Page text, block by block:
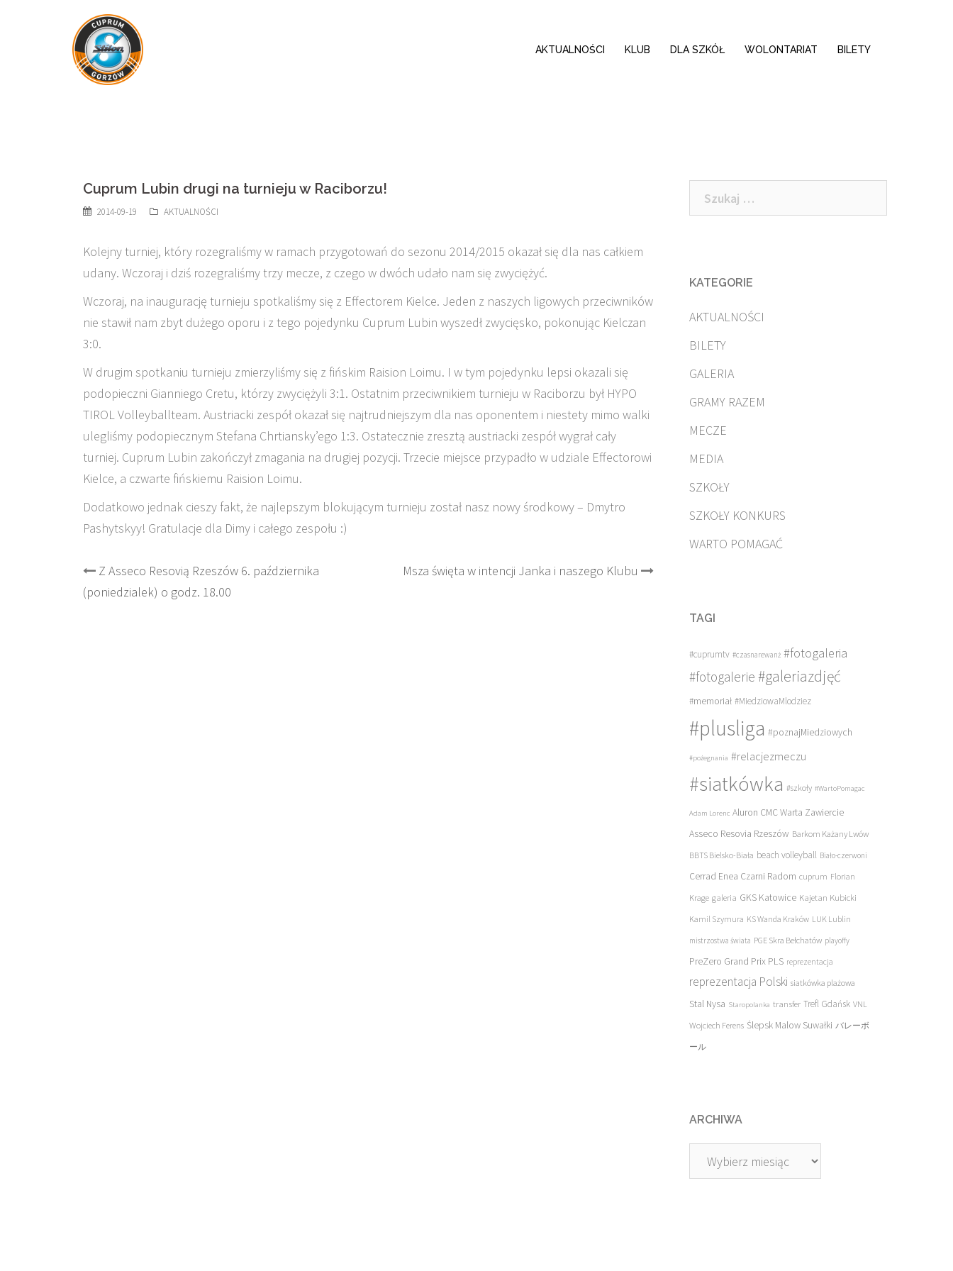
AKTUALNOŚCI KLUB DLA SZKÓŁ WOLONTARIAT BILETY
Cuprum Lubin drugi na turnieju w Raciborzu!
2014-09-19 AKTUALNOŚCI
Kolejny turniej, który rozegraliśmy w ramach przygotowań do sezonu 2014/2015 okazał się dla nas całkiem
udany. Wczoraj i dziś rozegraliśmy trzy mecze, z czego w dwóch udało nam się zwyciężyć.
Wczoraj, na inaugurację turnieju spotkaliśmy się z Effectorem Kielce. Jeden z naszych ligowych przeciwników
nie stawił nam zbyt dużego oporu i z tego pojedynku Cuprum Lubin wyszedł zwycięsko, pokonując Kielczan
3:0.
W drugim spotkaniu turnieju zmierzyliśmy się z fińskim Raision Loimu. I w tym pojedynku lepsi okazali się
podopieczni Gianniego Cretu, którzy zwyciężyli 3:1. Ostatnim przeciwnikiem turnieju w Raciborzu był HYPO
TIROL Volleyballteam. Austriacki zespół okazał się najtrudniejszym dla nas oponentem i niestety mimo walki
ulegliśmy podopiecznym Stefana Chrtiansky’ego 1:3. Ostatecznie zresztą austriacki zespół wygrał cały
turniej. Cuprum Lubin zakończył zmagania na drugiej pozycji. Trzecie miejsce przypadło w udziale Effectorowi
Kielce, a czwarte fińskiemu Raision Loimu.
Dodatkowo jednak cieszy fakt, że najlepszym blokującym turnieju został nasz nowy środkowy – Dmytro
Pashytskyy! Gratulacje dla Dimy i całego zespołu :)
Post
navigation
Z Asseco Resovią Rzeszów 6. października
(poniedzialek) o godz. 18.00
Msza święta w intencji Janka i naszego Klubu
Szukaj:
KATEGORIE
AKTUALNOŚCI
BILETY
GALERIA
GRAMY RAZEM
MECZE
MEDIA
SZKOŁY
SZKOŁY KONKURS
WARTO POMAGAĆ
TAGI
#cuprumtv #czasnarewanż #fotogaleria
#fotogalerie #galeriazdjęć
#memoriał #MiedziowaMlodziez
#plusliga #poznajMiedziowych
#pożegnania #relacjezmeczu
#siatkówka #szkoły #WartoPomagac
Adam Lorenc Aluron CMC Warta Zawiercie
Asseco Resovia Rzeszów Barkom Każany Lwów
BBTS Bielsko-Biała beach volleyball Biało-czerwoni
Cerrad Enea Czarni Radom cuprum Florian
Krage galeria GKS Katowice Kajetan Kubicki
Kamil Szymura KS Wanda Kraków LUK Lublin
mistrzostwa świata PGE Skra Bełchatów playoffy
PreZero Grand Prix PLS reprezentacja
reprezentacja Polski siatkówka plażowa
Stal Nysa Staropolanka transfer Trefl Gdańsk VNL
Wojciech Ferens Ślepsk Malow Suwałki バレーボ
ール
ARCHIWA
Archiwa